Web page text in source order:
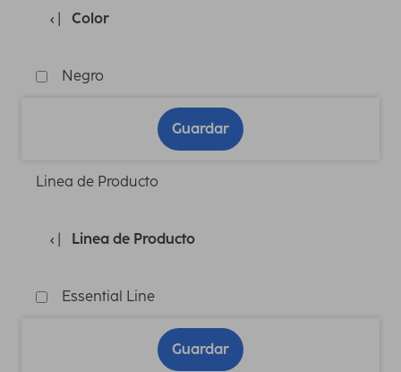
Color
Negro
Guardar
Linea de Producto
Linea de Producto
Essential Line
Guardar